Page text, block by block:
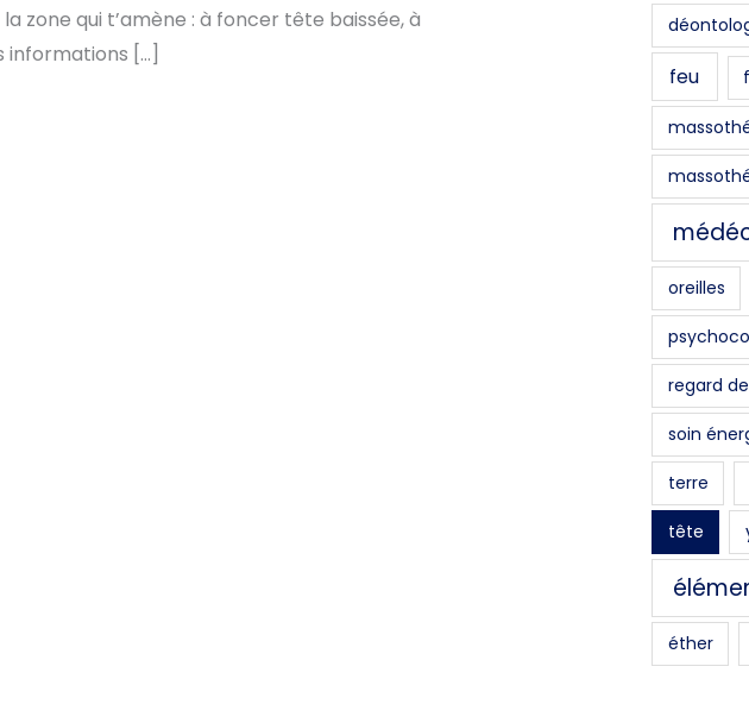
zone qui t’amène : à foncer tête baissée, à
informations […]
feu
oreilles
regard
soin
terre
tête
éther